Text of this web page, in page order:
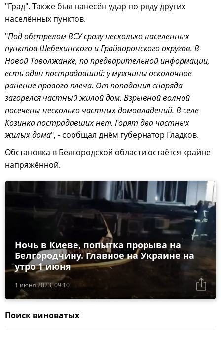
"Град". Также был нанесён удар по ряду других
населённых пунктов.
"Под обстрелом ВСУ сразу несколько населенных
пунктов Шебекинского и Грайворонского округов. В
Новой Таволжанке, по предварительной информации,
есть один пострадавший: у мужчины осколочное
ранение правого плеча. От попадания снаряда
загорелся частный жилой дом. Взрывной волной
посечены несколько частных домовладений. В селе
Козинка пострадавших нет. Горят два частных
жилых дома", - сообщал днём губернатор Гладков.
Обстановка в Белгородской области остаётся крайне
напряжённой.
1 июня 2023, 09:10
Ночь в Киеве, попытка прорыва на
Белгородчину. Главное на Украине на
утро 1 июня
Поиск виноватых